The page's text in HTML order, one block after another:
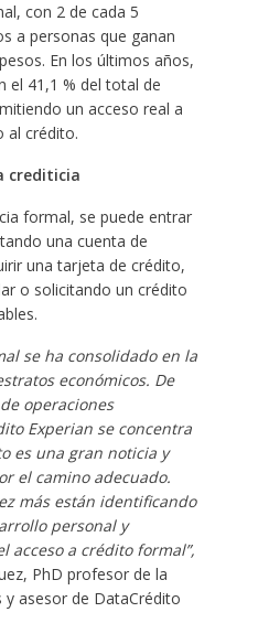
con 2 de cada 5
a personas que ganan
En los últimos años,
el 41,1 % del total de
un acceso real a
al crédito.
crediticia
formal, se puede entrar
una cuenta de
una tarjeta de crédito,
o solicitando un crédito
se ha consolidado en la
económicos. De
operaciones
Experian se concentra
es una gran noticia y
el camino adecuado.
más están identificando
personal y
acceso a crédito formal”,
PhD profesor de la
y asesor de DataCrédito